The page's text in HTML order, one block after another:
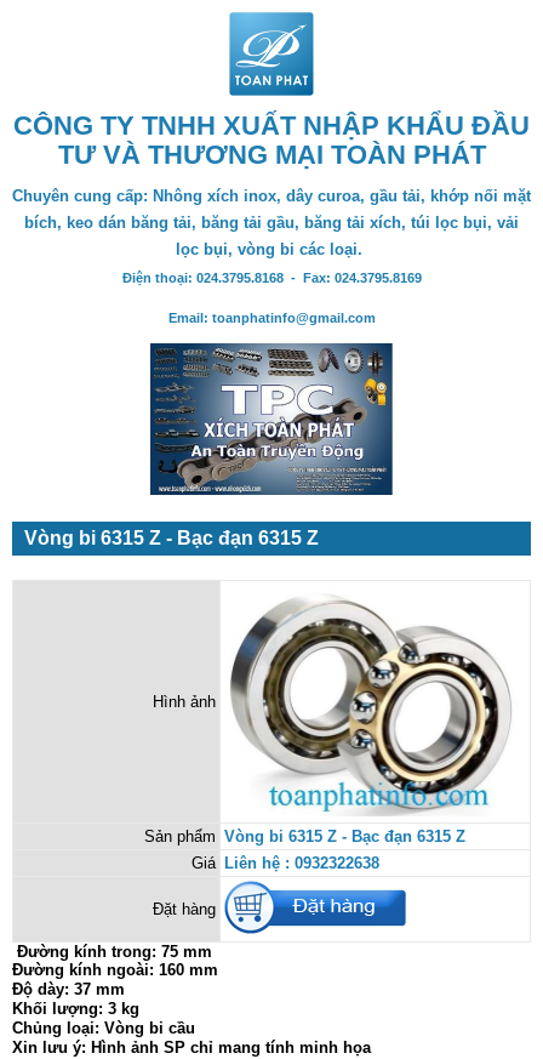
CÔNG TY TNHH XUẤT NHẬP KHẨU ĐẦU
TƯ VÀ THƯƠNG MẠI TOÀN PHÁT
Chuyên cung cấp: Nhông xích inox, dây curoa, gầu tải, khớp nối mặt
bích, keo dán băng tải, băng tải gầu, băng tải xích, túi lọc bụi, vải
lọc bụi, vòng bi các loại.
Điện thoại: 024.3795.8168 - Fax: 024.3795.8169
Email: toanphatinfo@gmail.com
Vòng bi 6315 Z - Bạc đạn 6315 Z
Hình ảnh
Sản phẩm Vòng bi 6315 Z - Bạc đạn 6315 Z
Giá Liên hệ : 0932322638
Đặt hàng
Đường kính trong: 75 mm
Đường kính ngoài: 160 mm
Độ dày: 37 mm
Khối lượng: 3 kg
Chủng loại: Vòng bi cầu
Xin lưu ý: Hình ảnh SP chỉ mang tính minh họa